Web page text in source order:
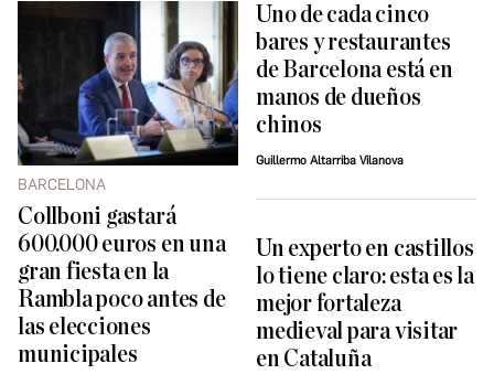
BARCELONA
Collboni gastará
600.000 euros en una
gran fiesta en la
Rambla poco antes de
las elecciones
municipales
Uno de cada cinco
bares y restaurantes
de Barcelona está en
manos de dueños
chinos
Guillermo Altarriba Vilanova
Un experto en castillos
lo tiene claro: esta es la
mejor fortaleza
medieval para visitar
en Cataluña